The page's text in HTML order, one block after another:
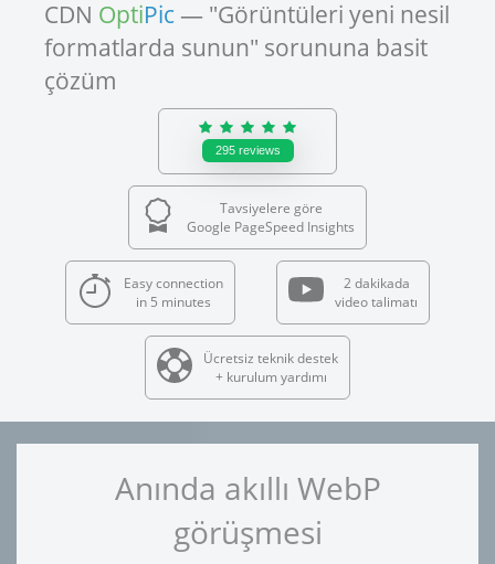
CDN OptiPic — "Görüntüleri yeni nesil
formatlarda sunun" sorununa basit
çözüm
295 reviews
Tavsiyelere göre
Google PageSpeed Insights
Easy connection
in 5 minutes
2 dakikada
video talimatı
Ücretsiz teknik destek
+ kurulum yardımı
Anında akıllı WebP
görüşmesi